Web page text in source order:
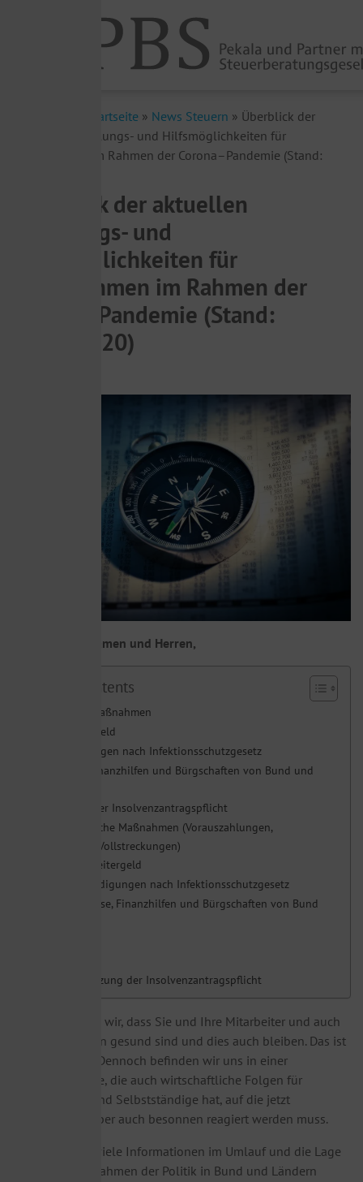
Startseite » News Steuern » Überblick der
aktuellen Handlungs- und Hilfsmöglichkeiten für
Unternehmen im Rahmen der Corona–Pandemie (Stand:
Überblick der aktuellen
Handlungs- und
Hilfsmöglichkeiten für
Unternehmen im Rahmen der
Corona–Pandemie (Stand:
24.03.2020)
Sehr geehrte Damen und Herren,
Table of Contents
Steuerliche Maßnahmen
Kurzarbeitergeld
Entschädigungen nach Infektionsschutzgesetz
Zuschüsse, Finanzhilfen und Bürgschaften von Bund und
Aussetzung der Insolvenzantragspflicht
1. Steuerliche Maßnahmen (Vorauszahlungen,
Stundungen, Vollstreckungen)
2. Kurzarbeitergeld
3. Entschädigungen nach Infektionsschutzgesetz
4. Zuschüsse, Finanzhilfen und Bürgschaften von Bund
5. Aussetzung der Insolvenzantragspflicht
zunächst hoffen wir, dass Sie und Ihre Mitarbeiter und auch
alle Angehörigen gesund sind und dies auch bleiben. Das ist
das Wichtigste. Dennoch befinden wir uns in einer
weltweiten Krise, die auch wirtschaftliche Folgen für
Unternehmen und Selbstständige hat, auf die jetzt
entschlossen, aber auch besonnen reagiert werden muss.
Es sind derzeit viele Informationen im Umlauf und die Lage
sowie die Maßnahmen der Politik in Bund und Ländern